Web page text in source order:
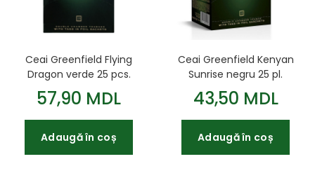
Ceai Greenfield Flying
Dragon verde 25 pcs.
57,90 MDL
Adaugă în coș
Ceai Greenfield Kenyan
Sunrise negru 25 pl.
43,50 MDL
Adaugă în coș